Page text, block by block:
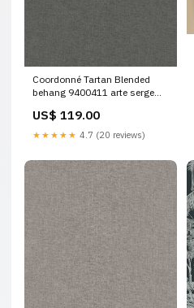
Coordonné Tartan Blended
behang 9400411 arte serge
US$ 119.00
★★★★★ 4.7 (20 reviews)